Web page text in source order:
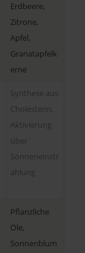
Erdbeere,
Zitrone,
Apfel,
Granatapfelk
erne
Synthese aus
Cholesterin,
Aktivierung
über
Sonneneinstr
ahlung
Pflanzliche
Öle,
Sonnenblum